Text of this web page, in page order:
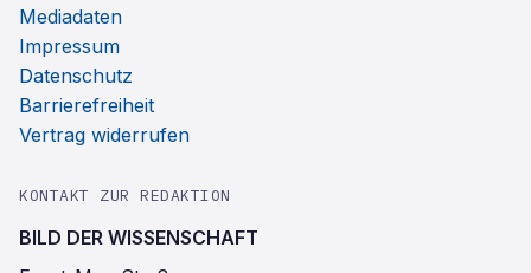
Mediadaten
Impressum
Datenschutz
Barrierefreiheit
Vertrag widerrufen
KONTAKT ZUR REDAKTION
BILD DER WISSENSCHAFT